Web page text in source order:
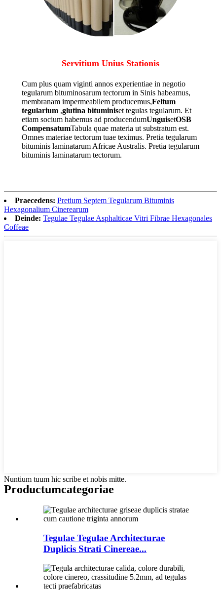
Servitium Unius Stationis
Cum plus quam viginti annos experientiae in negotio
tegularum bituminosarum tectorum in Sinis habeamus,
membranam impermeabilem producemus,Feltum
tegularium ,glutina bituminiset tegulas tegularum. Et
etiam socium habemus ad producendumUnguisetOSB
CompensatumTabula quae materia ut substratum est.
Omnes materiae tectorum tuae teximus. Pretia tegularum
bituminis laminatarum Africae Australis. Pretia tegularum
bituminis laminatarum tectorum.
Praecedens: Pretium Septem Tegularum Bituminis
Hexagonalium Cinerearum
Deinde: Tegulae Tegulae Asphalticae Vitri Fibrae Hexagonales
Coffeae
Nuntium tuum hic scribe et nobis mitte.
Productumcategoriae
Tegulae Tegulae Architecturae
Duplicis Strati Cinereae...